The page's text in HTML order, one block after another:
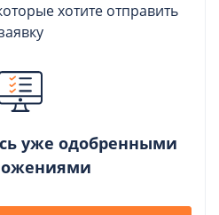
хотите отправить
уже одобренными